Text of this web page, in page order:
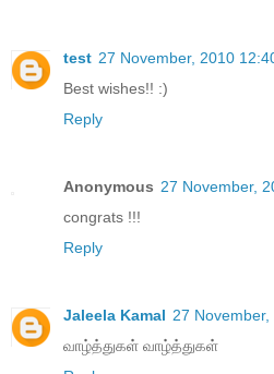
test 27 November, 2010
Best wishes!! :)
Reply
Anonymous 27 November,
congrats !!!
Reply
Jaleela Kamal 27
வாழ்த்துகள் வாழ்த்துகள்